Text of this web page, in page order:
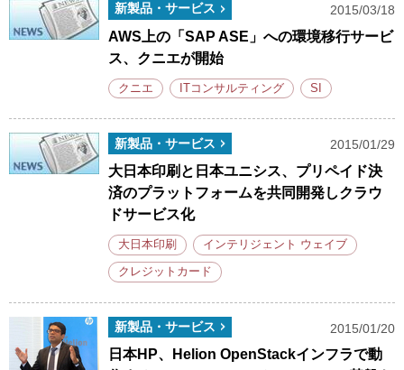
新製品・サービス 2015/03/18
AWS上の「SAP ASE」への環境移行サービ
ス、クニエが開始
クニエ ITコンサルティング SI
新製品・サービス 2015/01/29
大日本印刷と日本ユニシス、プリペイド決
済のプラットフォームを共同開発しクラウ
ドサービス化
大日本印刷 インテリジェント ウェイブ
クレジットカード
新製品・サービス 2015/01/20
日本HP、Helion OpenStackインフラで動